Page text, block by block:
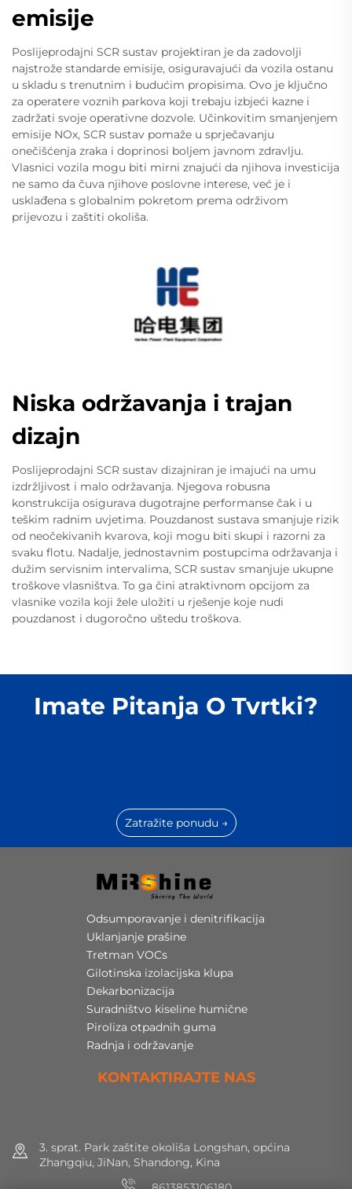
emisije
Poslijeprodajni SCR sustav projektiran je da zadovolji
najstrože standarde emisije, osiguravajući da vozila ostanu
u skladu s trenutnim i budućim propisima. Ovo je ključno
za operatere voznih parkova koji trebaju izbjeći kazne i
zadržati svoje operativne dozvole. Učinkovitim smanjenjem
emisije NOx, SCR sustav pomaže u sprječavanju
onečišćenja zraka i doprinosi boljem javnom zdravlju.
Vlasnici vozila mogu biti mirni znajući da njihova investicija
ne samo da čuva njihove poslovne interese, već je i
usklađena s globalnim pokretom prema održivom
prijevozu i zaštiti okoliša.
Niska održavanja i trajan
dizajn
Poslijeprodajni SCR sustav dizajniran je imajući na umu
izdržljivost i malo održavanja. Njegova robusna
konstrukcija osigurava dugotrajne performanse čak i u
teškim radnim uvjetima. Pouzdanost sustava smanjuje rizik
od neočekivanih kvarova, koji mogu biti skupi i razorni za
svaku flotu. Nadalje, jednostavnim postupcima održavanja i
dužim servisnim intervalima, SCR sustav smanjuje ukupne
troškove vlasništva. To ga čini atraktivnom opcijom za
vlasnike vozila koji žele uložiti u rješenje koje nudi
pouzdanost i dugoročno uštedu troškova.
Imate Pitanja O Tvrtki?
Zatražite ponudu →
Odsumporavanje i denitrifikacija
Uklanjanje prašine
Tretman VOCs
Gilotinska izolacijska klupa
Dekarbonizacija
Suradništvo kiseline humične
Piroliza otpadnih guma
Radnja i održavanje
KONTAKTIRAJTE NAS
3. sprat. Park zaštite okoliša Longshan, općina
Zhangqiu, JiNan, Shandong, Kina